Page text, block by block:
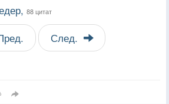
88 цитат
След.